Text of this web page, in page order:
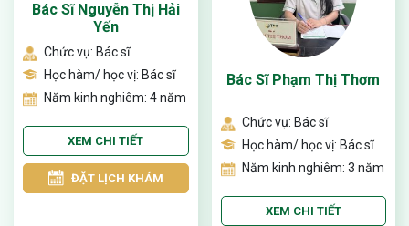
Bác Sĩ Nguyễn Thị Hải
Yến
Chức vụ: Bác sĩ
Học hàm/ học vị: Bác sĩ
Năm kinh nghiêm: 4 năm
XEM CHI TIẾT
ĐẶT LỊCH KHÁM
Bác Sĩ Phạm Thị Thơm
Chức vụ: Bác sĩ
Học hàm/ học vị: Bác sĩ
Năm kinh nghiêm: 3 năm
XEM CHI TIẾT